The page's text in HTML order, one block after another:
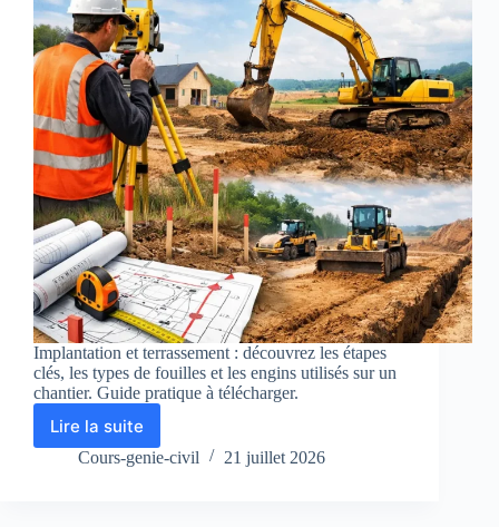
Implantation et terrassement : découvrez les étapes
clés, les types de fouilles et les engins utilisés sur un
chantier. Guide pratique à télécharger.
Lire la suiteImplantation
et
Cours-genie-civil 21 juillet 2026